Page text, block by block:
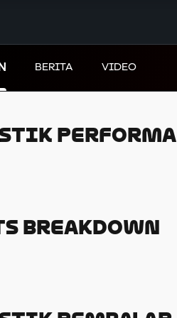
BERITA VIDEO
Performa
Breakdown